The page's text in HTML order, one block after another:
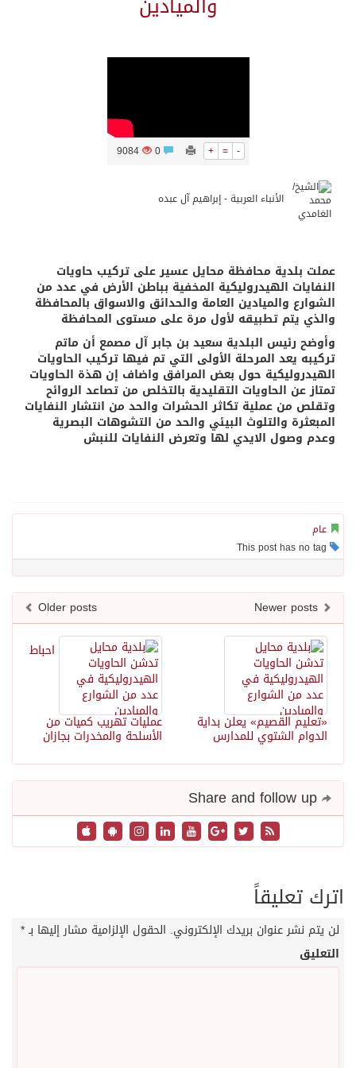
+ = -
0
9084
الأنباء العربية - إبراهيم آل عبده
عملت بلدية محافظة محايل عسير على تركيب حاويات
النفايات الهيدروليكية المخفية بباطن الأرض في عدد من
الشوارع والميادين العامة والحدائق والاسواق بالمحافظة
والذي يتم تطبيقه لأول مرة على مستوى المحافظة
وأوضح رئيس البلدية سعيد بن جابر آل مصمع أن ماتم
تركيبه يعد المرحلة الأولى التي تم فيها تركيب الحاويات
الهيدروليكية حول بعض المرافق واضاف إن هذة الحاويات
تمتاز عن الحاويات التقليدية بالتخلص من تصاعد الروائح
وتقلص من عملية تكاثر الحشرات والحد من انتشار النفايات
المبعثرة والتلوث البيئي والحد من التشوهات البصرية
وعدم وصول الايدي لها وتعرض النفايات للنبش
عام
Older posts
احباط
عمليات تهريب كميات من
الأسلحة والمخدرات بجازان
«تعليم القصيم» يعلن بداية
الدوام الشتوي للمدارس
اترك تعليقاً
لن يتم نشر عنوان بريدك الإلكتروني. الحقول الإلزامية مشار إليها بـ*
التعليق